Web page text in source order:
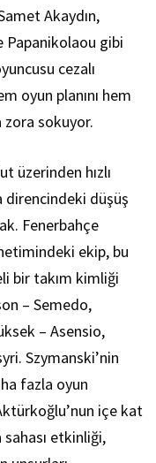
Akaydın,
Papanikolaou gibi
cezalı
oyun planını hem
zora sokuyor.
üzerinden hızlı
düşüş
Fenerbahçe
ekip, bu
bir takım kimliği
– Semedo,
– Asensio,
Szymanski’nin
fazla oyun
içe kat
sahası etkinliği,